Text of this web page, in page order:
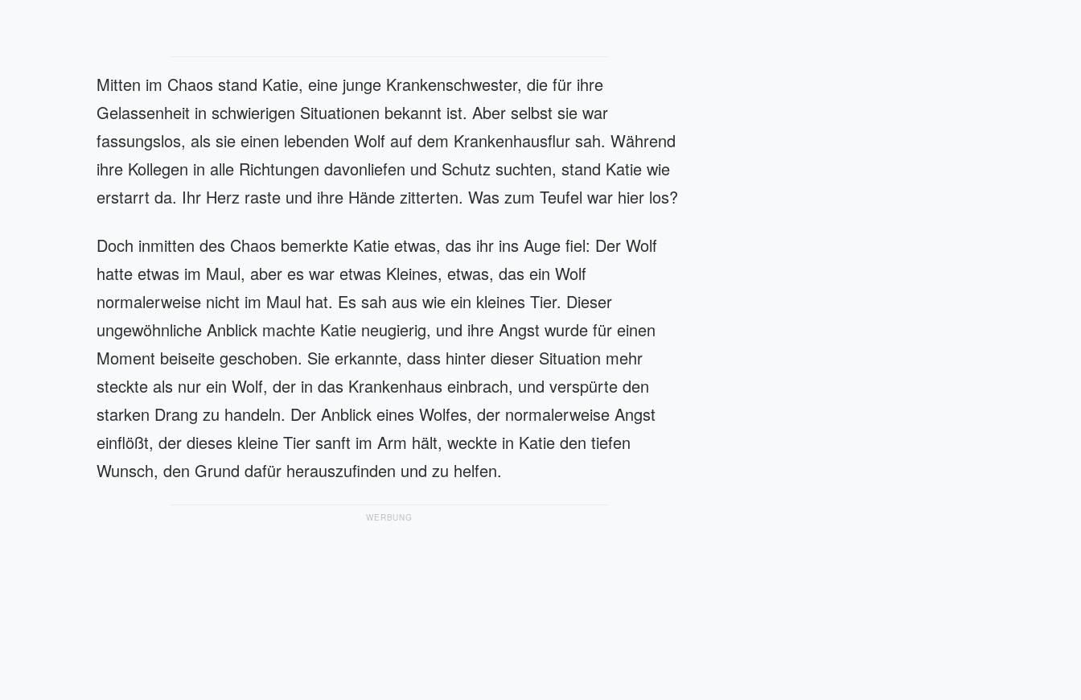
Mitten im Chaos stand Katie, eine junge Krankenschwester, die für ihre
Gelassenheit in schwierigen Situationen bekannt ist. Aber selbst sie war
fassungslos, als sie einen lebenden Wolf auf dem Krankenhausflur sah. Während
ihre Kollegen in alle Richtungen davonliefen und Schutz suchten, stand Katie wie
erstarrt da. Ihr Herz raste und ihre Hände zitterten. Was zum Teufel war hier los?
Doch inmitten des Chaos bemerkte Katie etwas, das ihr ins Auge fiel: Der Wolf
hatte etwas im Maul, aber es war etwas Kleines, etwas, das ein Wolf
normalerweise nicht im Maul hat. Es sah aus wie ein kleines Tier. Dieser
ungewöhnliche Anblick machte Katie neugierig, und ihre Angst wurde für einen
Moment beiseite geschoben. Sie erkannte, dass hinter dieser Situation mehr
steckte als nur ein Wolf, der in das Krankenhaus einbrach, und verspürte den
starken Drang zu handeln. Der Anblick eines Wolfes, der normalerweise Angst
einflößt, der dieses kleine Tier sanft im Arm hält, weckte in Katie den tiefen
Wunsch, den Grund dafür herauszufinden und zu helfen.
WERBUNG